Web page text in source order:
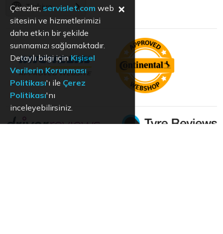
Türkiye
Çerezler, servislet.com web
sitesini ve hizmetlerimizi
daha etkin bir şekilde
sunmamızı sağlamaktadır.
Detaylı bilgi içinKişisel
Verilerin Korunması
Politikası'ı ile Çerez
Politikası'nı
inceleyebilirsiniz.
×